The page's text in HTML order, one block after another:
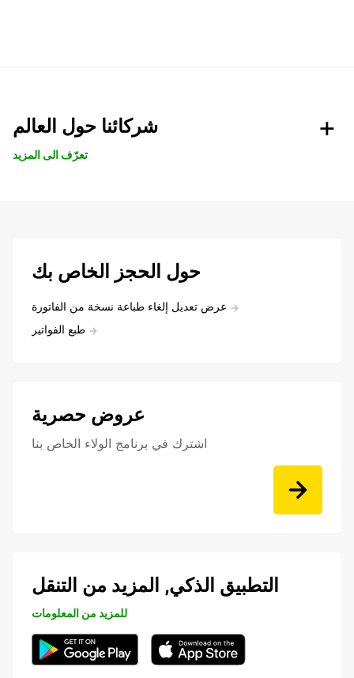
شركائنا حول العالم
تعرّف الى المزيد
حول الحجز الخاص بك
عرض تعديل إلغاء طباعة نسخة من الفاتورة
طبع الفواتير
عروض حصرية
اشترك في برنامج الولاء الخاص بنا
التطبيق الذكي, المزيد من التنقل
للمزيد من المعلومات